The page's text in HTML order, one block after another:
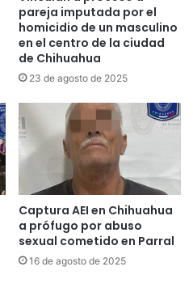
pareja imputada por el
homicidio de un masculino
en el centro de la ciudad
de Chihuahua
23 de agosto de 2025
Captura AEI en Chihuahua
a prófugo por abuso
sexual cometido en Parral
16 de agosto de 2025